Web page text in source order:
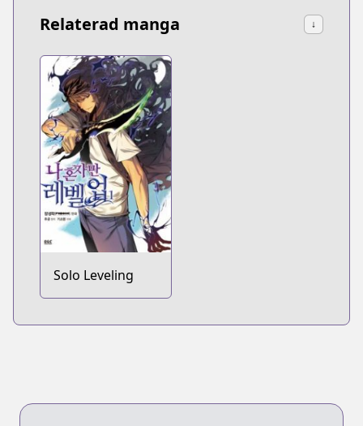
Relaterad manga ↓
Solo Leveling